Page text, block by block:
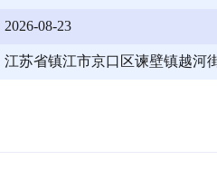
2026-08-23
江苏省镇江市京口区谏壁镇越河